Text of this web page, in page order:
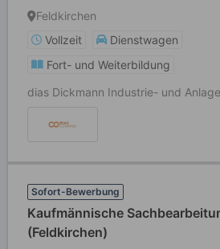
Feldkirchen
Vollzeit
Dienstwagen
Fort- und Weiterbildung
dias Dickmann Industrie- und
Sofort-Bewerbung
Kaufmännische
(Feldkirchen)